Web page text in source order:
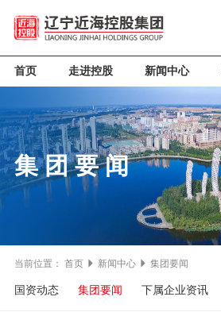
首页 走进控股 新闻中心
集团要闻
当前位置： 首页 新闻中心 集团要闻
国资动态 集团要闻 下属企业资讯